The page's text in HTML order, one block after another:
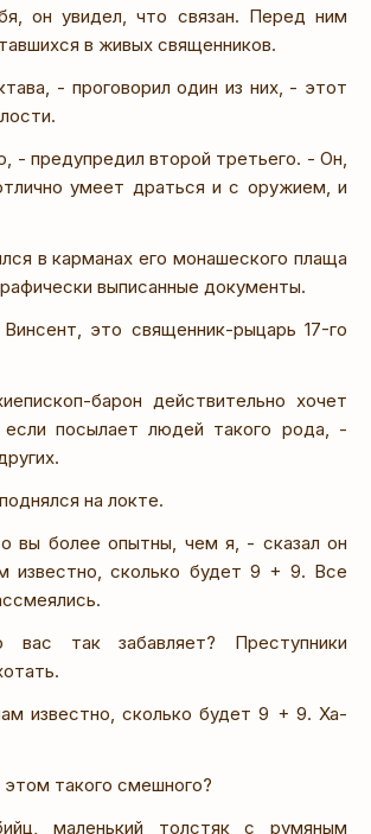
он увидел, что связан. Перед ним
в живых священников.
- проговорил один из них, - этот
- предупредил второй третьего. - Он,
умеет драться и с оружием, и
в карманах его монашеского плаща
выписанные документы.
это священник-рыцарь 17-го
барон действительно хочет
посылает людей такого рода, -
на локте.
вы более опытны, чем я, - сказал он
известно, сколько будет 9 + 9. Все
так забавляет? Преступники
известно, сколько будет 9 + 9. Ха-
этом такого смешного?
маленький толстяк с румяным